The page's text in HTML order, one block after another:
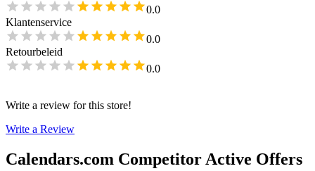
0.0
Klantenservice
0.0
Retourbeleid
0.0
Write a review for this store!
Write a Review
Calendars.com Competitor Active Offers